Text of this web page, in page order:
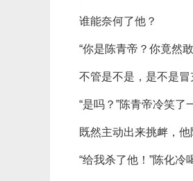
谁能奈何了他？
“你是陈青帝？你竟然
不管是不是，是不是冒
“是吗？”陈青帝冷笑
既然主动出来挑衅，
“给我杀了他！”陈化冷